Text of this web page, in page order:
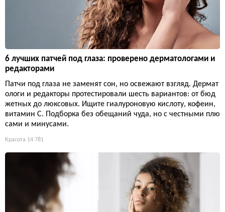
6 лучших патчей под глаза: проверено дерматологами и
редакторами
Патчи под глаза не заменят сон, но освежают взгляд. Дермат
ологи и редакторы протестировали шесть вариантов: от бюд
жетных до люксовых. Ищите гиалуроновую кислоту, кофеин,
витамин С. Подборка без обещаний чуда, но с честными плю
сами и минусами.
Красота 14 781